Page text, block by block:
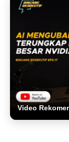
Video